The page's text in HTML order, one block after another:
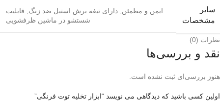
سایر
مشخصات
ایمن و مطمئن دارای تیغه برش استیل ضد زنگ
قابلیت
شستشو در ماشین ظرفشویی
نظرات (0)
نقد و بررسی‌ها
هنوز بررسی‌ای ثبت نشده است.
اولین کسی باشید که دیدگاهی می نویسد “ابزار تخلیه توت فرنگی”